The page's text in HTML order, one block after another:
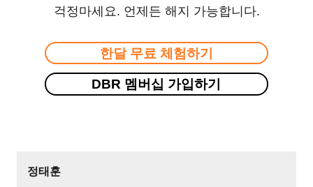
걱정마세요. 언제든 해지 가능합니다.
한달 무료 체험하기
DBR 멤버십 가입하기
정태훈